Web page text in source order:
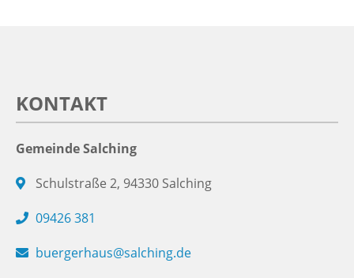
KONTAKT
Gemeinde Salching
Schulstraße 2, 94330 Salching
09426 381
buergerhaus@salching.de